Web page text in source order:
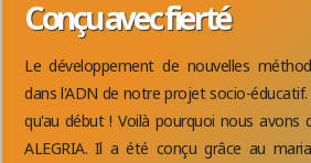
Conçu avec fierté
Le développement de nouvelles
dans l'ADN de notre projet socio-
qu'au début ! Voilà pourquoi nous avons
ALEGRIA. Il a été conçu grâce au